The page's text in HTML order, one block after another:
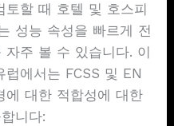
할 때 호텔 및 호스피
성능 속성을 빠르게 전
주 볼 수 있습니다. 이
에서는 FCSS 및 EN
에 대한 적합성에 대한
니다: